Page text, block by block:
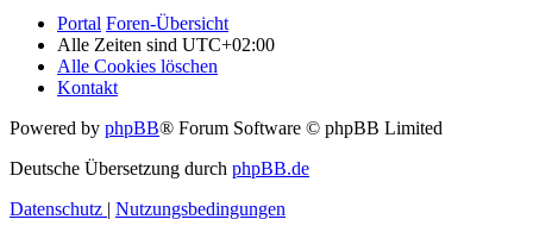
Portal Foren-Übersicht
Alle Zeiten sind UTC+02:00
Alle Cookies löschen
Kontakt
Powered by phpBB® Forum Software © phpBB Limited
Deutsche Übersetzung durch phpBB.de
Datenschutz | Nutzungsbedingungen